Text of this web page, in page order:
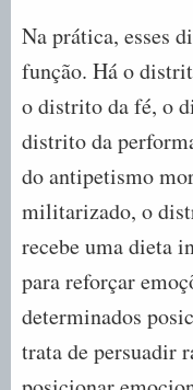
Na prática, esses
função. Há o
o distrito da fé, o
distrito da
do antipetismo
militarizado, o
recebe uma dieta
para reforçar
determinados
trata de persuadir